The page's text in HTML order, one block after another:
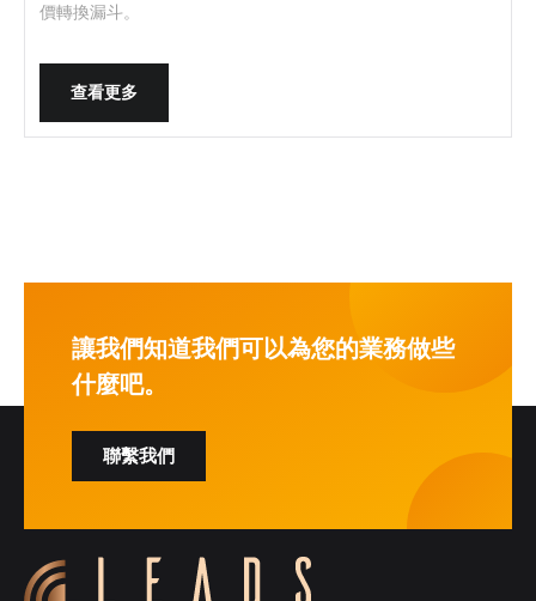
價轉換漏斗。
查看更多
讓我們知道我們可以為您的業務做些
什麼吧。
聯繫我們